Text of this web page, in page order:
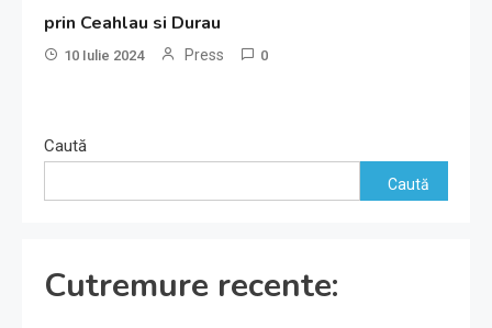
prin Ceahlau si Durau
10 Iulie 2024 Press 0
Caută
Caută
Cutremure recente: